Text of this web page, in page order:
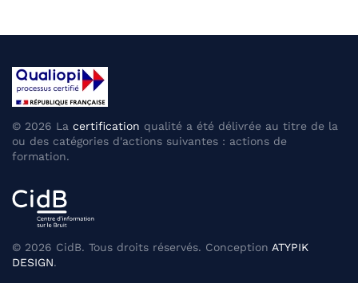
© 2026 La certification qualité a été délivrée au titre de la
ou des catégories d'actions suivantes : actions de
formation.
© 2026 CidB. Tous droits réservés. Conception ATYPIK
DESIGN.